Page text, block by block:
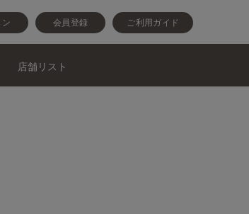
ン 会員登録 ご利用ガイド
店舗リスト